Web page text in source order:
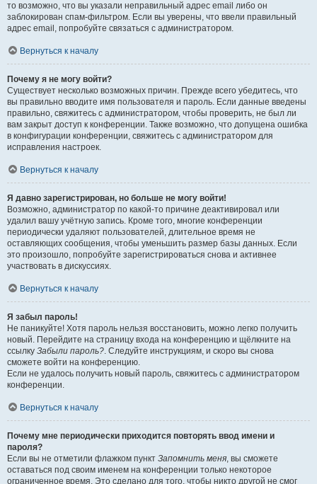
то возможно, что вы указали неправильный адрес email либо он
заблокирован спам-фильтром. Если вы уверены, что ввели правильный
адрес email, попробуйте связаться с администратором.
Вернуться к началу
Почему я не могу войти?
Существует несколько возможных причин. Прежде всего убедитесь, что
вы правильно вводите имя пользователя и пароль. Если данные введены
правильно, свяжитесь с администратором, чтобы проверить, не был ли
вам закрыт доступ к конференции. Также возможно, что допущена ошибка
в конфигурации конференции, свяжитесь с администратором для
исправления настроек.
Вернуться к началу
Я давно зарегистрирован, но больше не могу войти!
Возможно, администратор по какой-то причине деактивировал или
удалил вашу учётную запись. Кроме того, многие конференции
периодически удаляют пользователей, длительное время не
оставляющих сообщения, чтобы уменьшить размер базы данных. Если
это произошло, попробуйте зарегистрироваться снова и активнее
участвовать в дискуссиях.
Вернуться к началу
Я забыл пароль!
Не паникуйте! Хотя пароль нельзя восстановить, можно легко получить
новый. Перейдите на страницу входа на конференцию и щёлкните на
ссылку Забыли пароль?. Следуйте инструкциям, и скоро вы снова
сможете войти на конференцию.
Если не удалось получить новый пароль, свяжитесь с администратором
конференции.
Вернуться к началу
Почему мне периодически приходится повторять ввод имени и
пароля?
Если вы не отметили флажком пункт Запомнить меня, вы сможете
оставаться под своим именем на конференции только некоторое
ограниченное время. Это сделано для того, чтобы никто другой не смог